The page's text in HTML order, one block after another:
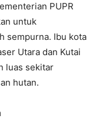
PUPR
untuk
sempurna. Ibu kota
Utara dan Kutai
luas sekitar
hutan.